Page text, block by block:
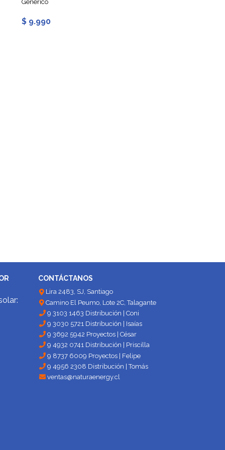
Generico
$ 9.990
CONTÁCTANOS
Lira 2483, SJ, Santiago
Camino El Peumo, Lote 2C, Talagante
9 3103 1463 Distribución | Coni
9 3030 5721 Distribución | Isaías
9 3692 5942 Proyectos | César
9 4932 0741 Distribución | Priscilla
9 8737 6009 Proyectos | Felipe
9 4956 2308 Distribución | Tomás
ventas@naturaenergy.cl